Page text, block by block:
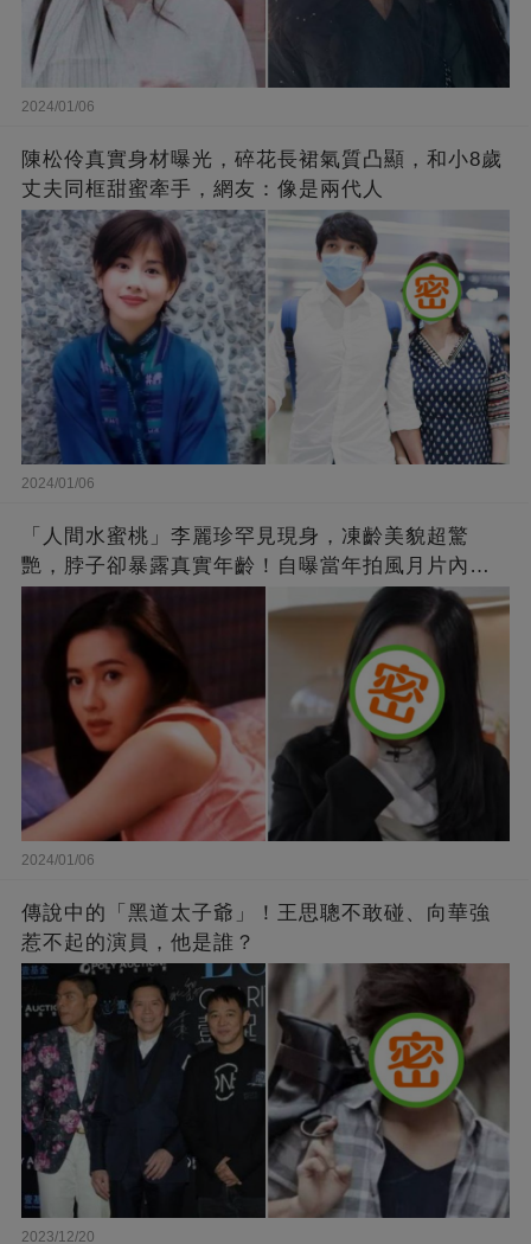
2024/01/06
陳松伶真實身材曝光，碎花長裙氣質凸顯，和小8歲
丈夫同框甜蜜牽手，網友：像是兩代人
2024/01/06
「人間水蜜桃」李麗珍罕見現身，凍齡美貌超驚
艷，脖子卻暴露真實年齡！自曝當年拍風月片內
幕，竟是因為「玉女當久了」？
2024/01/06
傳說中的「黑道太子爺」！王思聰不敢碰、向華強
惹不起的演員，他是誰？
2023/12/20